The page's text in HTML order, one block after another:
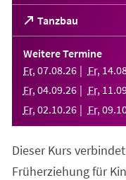
Tanzbau
(Öffnet
in
einem
neuen
Tab)
Weitere Termine
Fr, 07.08.26 Fr, 14.
Fr, 04.09.26 Fr, 11 .
Fr, 02.10.26 Fr, 09.
Dieser Kurs
Früherziehung für